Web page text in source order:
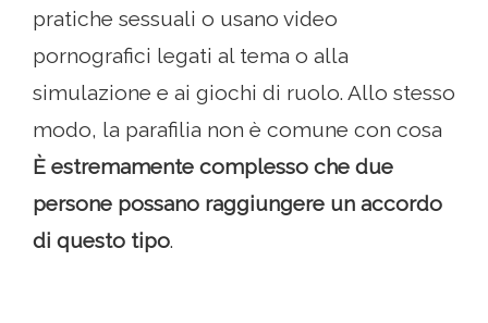
pratiche sessuali o usano video
pornografici legati al tema o alla
simulazione e ai giochi di ruolo. Allo stesso
modo, la parafilia non è comune con cosa
È estremamente complesso che due
persone possano raggiungere un accordo
di questo tipo.